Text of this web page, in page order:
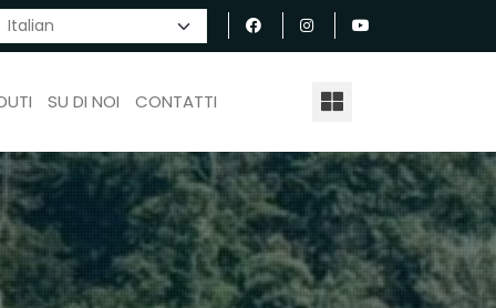
SU DI NOI CONTATTI